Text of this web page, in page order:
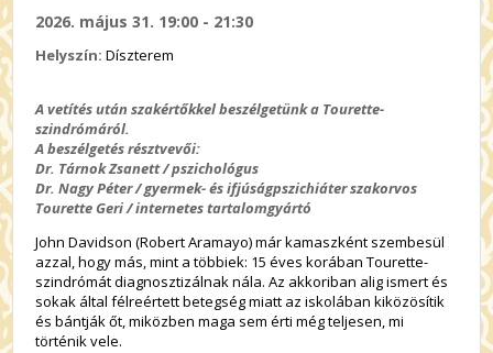
2026. május 31. 19:00 - 21:30
Helyszín:Díszterem
A vetítés után szakértőkkel beszélgetünk a Tourette-
szindrómáról.
A beszélgetés résztvevői:
Dr. Tárnok Zsanett / pszichológus
Dr. Nagy Péter / gyermek- és ifjúságpszichiáter szakorvos
Tourette Geri / internetes tartalomgyártó
John Davidson (Robert Aramayo) már kamaszként szembesül
azzal, hogy más, mint a többiek: 15 éves korában Tourette-
szindrómát diagnosztizálnak nála. Az akkoriban alig ismert és
sokak által félreértett betegség miatt az iskolában kiközösítik
és bántják őt, miközben maga sem érti még teljesen, mi
történik vele.